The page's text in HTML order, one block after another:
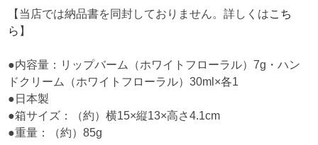
【当店では納品書を同封しておりません。詳しくはこち
ら 】
●内容量：リップバーム（ホワイトフローラル）7g・ハン
ドクリーム（ホワイトフローラル）30ml×各1
●日本製
●箱サイズ：（約）横15×縦13×高さ4.1cm
●重量：（約）85g